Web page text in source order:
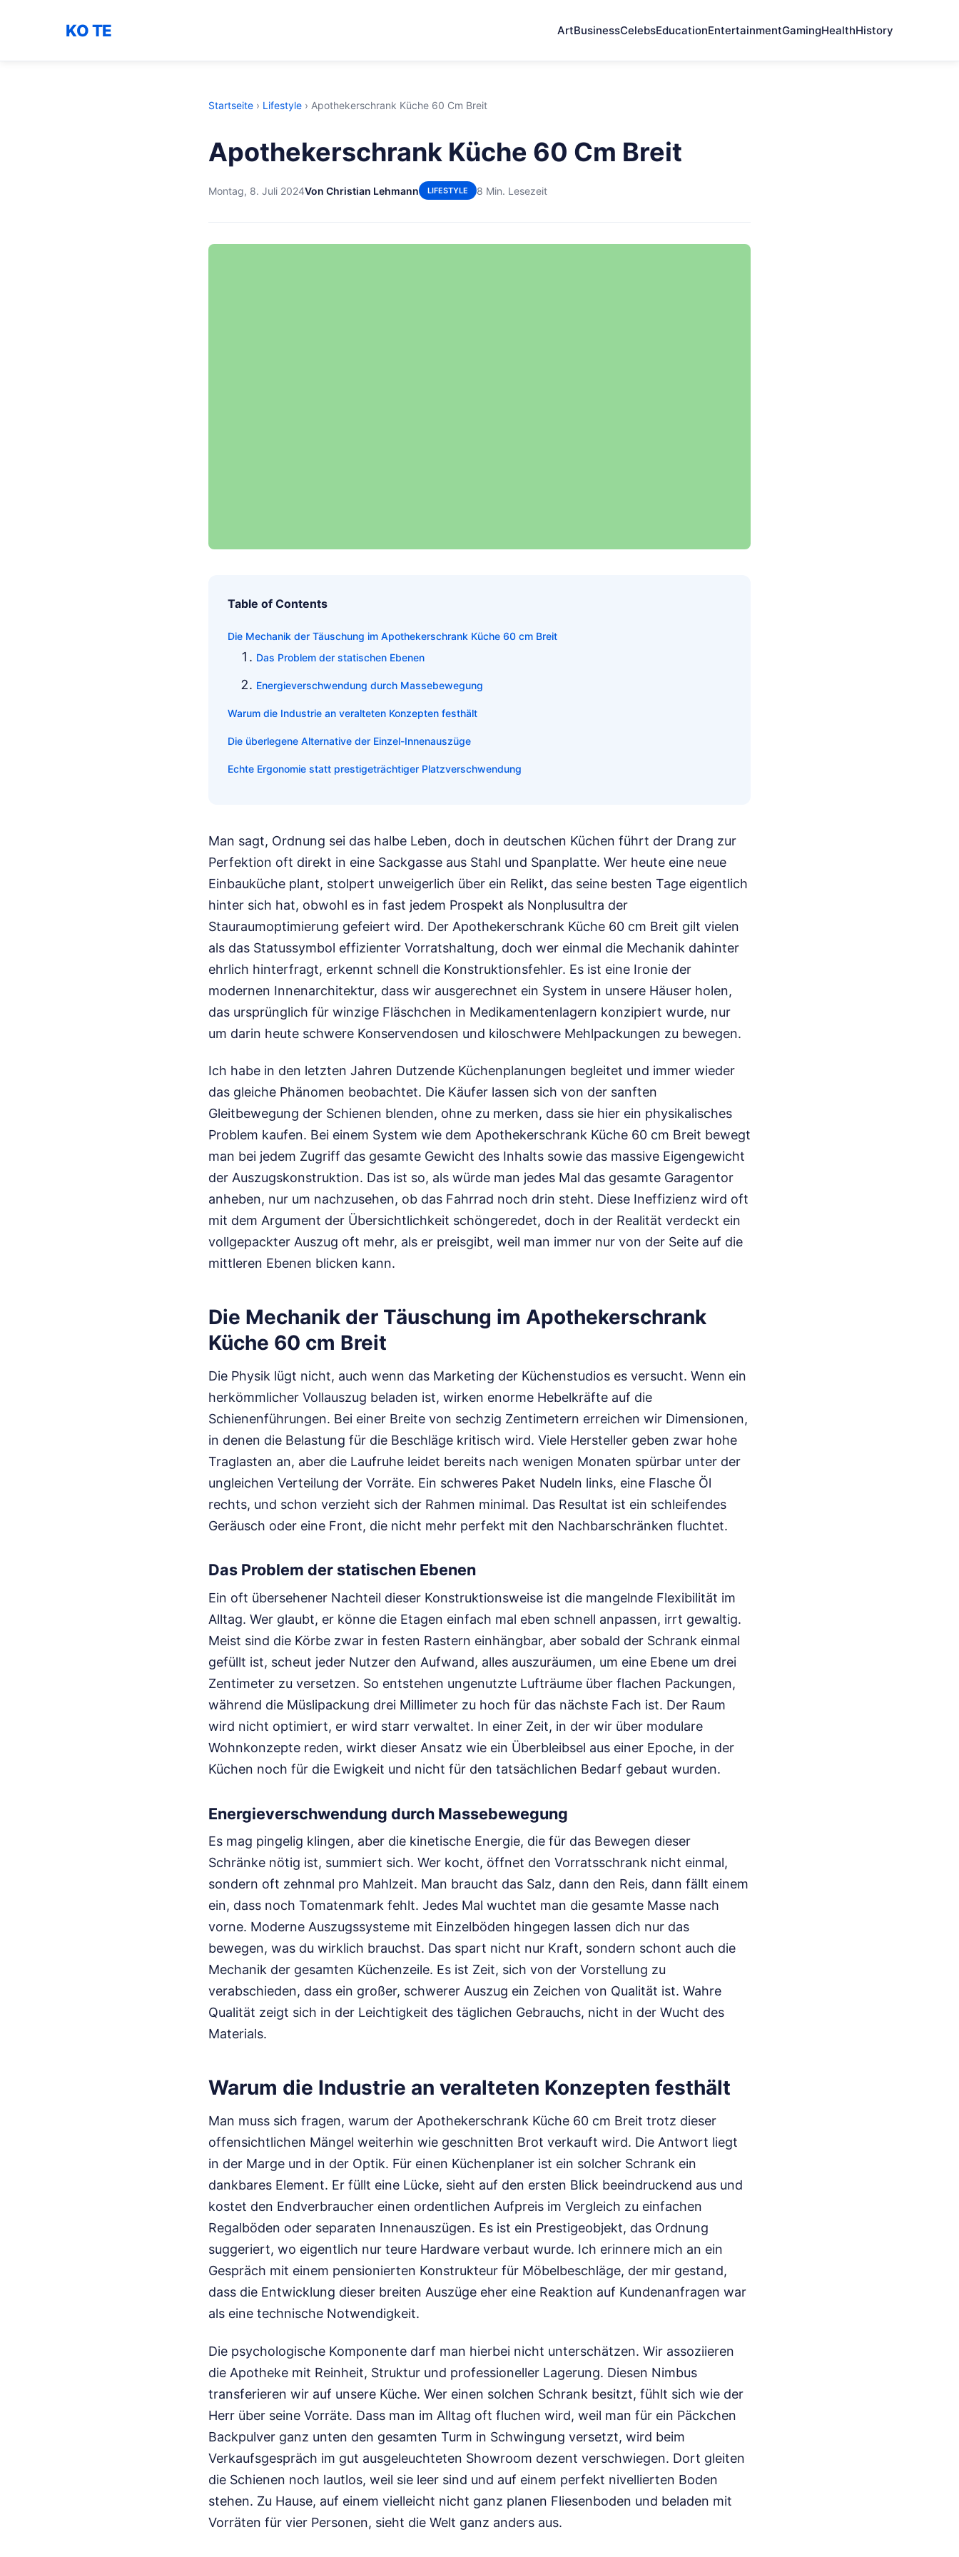
KO TE ArtBusinessCelebsEducationEntertainmentGamingHealthHistory
Startseite › Lifestyle › Apothekerschrank Küche 60 Cm Breit
Apothekerschrank Küche 60 Cm Breit
Montag, 8. Juli 2024Von Christian Lehmann LIFESTYLE 8 Min. Lesezeit
Table of Contents
Die Mechanik der Täuschung im Apothekerschrank Küche 60 cm Breit
Das Problem der statischen Ebenen
Energieverschwendung durch Massebewegung
Warum die Industrie an veralteten Konzepten festhält
Die überlegene Alternative der Einzel-Innenauszüge
Echte Ergonomie statt prestigeträchtiger Platzverschwendung
Man sagt, Ordnung sei das halbe Leben, doch in deutschen Küchen führt der Drang zur
Perfektion oft direkt in eine Sackgasse aus Stahl und Spanplatte. Wer heute eine neue
Einbauküche plant, stolpert unweigerlich über ein Relikt, das seine besten Tage eigentlich
hinter sich hat, obwohl es in fast jedem Prospekt als Nonplusultra der
Stauraumoptimierung gefeiert wird. Der Apothekerschrank Küche 60 cm Breit gilt vielen
als das Statussymbol effizienter Vorratshaltung, doch wer einmal die Mechanik dahinter
ehrlich hinterfragt, erkennt schnell die Konstruktionsfehler. Es ist eine Ironie der
modernen Innenarchitektur, dass wir ausgerechnet ein System in unsere Häuser holen,
das ursprünglich für winzige Fläschchen in Medikamentenlagern konzipiert wurde, nur
um darin heute schwere Konservendosen und kiloschwere Mehlpackungen zu bewegen.
Ich habe in den letzten Jahren Dutzende Küchenplanungen begleitet und immer wieder
das gleiche Phänomen beobachtet. Die Käufer lassen sich von der sanften
Gleitbewegung der Schienen blenden, ohne zu merken, dass sie hier ein physikalisches
Problem kaufen. Bei einem System wie dem Apothekerschrank Küche 60 cm Breit bewegt
man bei jedem Zugriff das gesamte Gewicht des Inhalts sowie das massive Eigengewicht
der Auszugskonstruktion. Das ist so, als würde man jedes Mal das gesamte Garagentor
anheben, nur um nachzusehen, ob das Fahrrad noch drin steht. Diese Ineffizienz wird oft
mit dem Argument der Übersichtlichkeit schöngeredet, doch in der Realität verdeckt ein
vollgepackter Auszug oft mehr, als er preisgibt, weil man immer nur von der Seite auf die
mittleren Ebenen blicken kann.
Die Mechanik der Täuschung im Apothekerschrank
Küche 60 cm Breit
Die Physik lügt nicht, auch wenn das Marketing der Küchenstudios es versucht. Wenn ein
herkömmlicher Vollauszug beladen ist, wirken enorme Hebelkräfte auf die
Schienenführungen. Bei einer Breite von sechzig Zentimetern erreichen wir Dimensionen,
in denen die Belastung für die Beschläge kritisch wird. Viele Hersteller geben zwar hohe
Traglasten an, aber die Laufruhe leidet bereits nach wenigen Monaten spürbar unter der
ungleichen Verteilung der Vorräte. Ein schweres Paket Nudeln links, eine Flasche Öl
rechts, und schon verzieht sich der Rahmen minimal. Das Resultat ist ein schleifendes
Geräusch oder eine Front, die nicht mehr perfekt mit den Nachbarschränken fluchtet.
Das Problem der statischen Ebenen
Ein oft übersehener Nachteil dieser Konstruktionsweise ist die mangelnde Flexibilität im
Alltag. Wer glaubt, er könne die Etagen einfach mal eben schnell anpassen, irrt gewaltig.
Meist sind die Körbe zwar in festen Rastern einhängbar, aber sobald der Schrank einmal
gefüllt ist, scheut jeder Nutzer den Aufwand, alles auszuräumen, um eine Ebene um drei
Zentimeter zu versetzen. So entstehen ungenutzte Lufträume über flachen Packungen,
während die Müslipackung drei Millimeter zu hoch für das nächste Fach ist. Der Raum
wird nicht optimiert, er wird starr verwaltet. In einer Zeit, in der wir über modulare
Wohnkonzepte reden, wirkt dieser Ansatz wie ein Überbleibsel aus einer Epoche, in der
Küchen noch für die Ewigkeit und nicht für den tatsächlichen Bedarf gebaut wurden.
Energieverschwendung durch Massebewegung
Es mag pingelig klingen, aber die kinetische Energie, die für das Bewegen dieser
Schränke nötig ist, summiert sich. Wer kocht, öffnet den Vorratsschrank nicht einmal,
sondern oft zehnmal pro Mahlzeit. Man braucht das Salz, dann den Reis, dann fällt einem
ein, dass noch Tomatenmark fehlt. Jedes Mal wuchtet man die gesamte Masse nach
vorne. Moderne Auszugssysteme mit Einzelböden hingegen lassen dich nur das
bewegen, was du wirklich brauchst. Das spart nicht nur Kraft, sondern schont auch die
Mechanik der gesamten Küchenzeile. Es ist Zeit, sich von der Vorstellung zu
verabschieden, dass ein großer, schwerer Auszug ein Zeichen von Qualität ist. Wahre
Qualität zeigt sich in der Leichtigkeit des täglichen Gebrauchs, nicht in der Wucht des
Materials.
Warum die Industrie an veralteten Konzepten festhält
Man muss sich fragen, warum der Apothekerschrank Küche 60 cm Breit trotz dieser
offensichtlichen Mängel weiterhin wie geschnitten Brot verkauft wird. Die Antwort liegt
in der Marge und in der Optik. Für einen Küchenplaner ist ein solcher Schrank ein
dankbares Element. Er füllt eine Lücke, sieht auf den ersten Blick beeindruckend aus und
kostet den Endverbraucher einen ordentlichen Aufpreis im Vergleich zu einfachen
Regalböden oder separaten Innenauszügen. Es ist ein Prestigeobjekt, das Ordnung
suggeriert, wo eigentlich nur teure Hardware verbaut wurde. Ich erinnere mich an ein
Gespräch mit einem pensionierten Konstrukteur für Möbelbeschläge, der mir gestand,
dass die Entwicklung dieser breiten Auszüge eher eine Reaktion auf Kundenanfragen war
als eine technische Notwendigkeit.
Die psychologische Komponente darf man hierbei nicht unterschätzen. Wir assoziieren
die Apotheke mit Reinheit, Struktur und professioneller Lagerung. Diesen Nimbus
transferieren wir auf unsere Küche. Wer einen solchen Schrank besitzt, fühlt sich wie der
Herr über seine Vorräte. Dass man im Alltag oft fluchen wird, weil man für ein Päckchen
Backpulver ganz unten den gesamten Turm in Schwingung versetzt, wird beim
Verkaufsgespräch im gut ausgeleuchteten Showroom dezent verschwiegen. Dort gleiten
die Schienen noch lautlos, weil sie leer sind und auf einem perfekt nivellierten Boden
stehen. Zu Hause, auf einem vielleicht nicht ganz planen Fliesenboden und beladen mit
Vorräten für vier Personen, sieht die Welt ganz anders aus.